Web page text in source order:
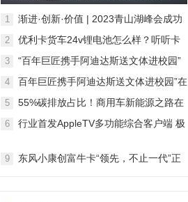
卡有哪些“领先价值”？
1
渐进·创新·价值 | 2023青山湖峰会成功
2
优利卡货车24v锂电池怎么样？听听卡
3
“百年巨匠携手阿迪达斯送文体进校园”
4
百年巨匠携手阿迪达斯送文体进校园”在
5
55%碳排放占比！商用车新能源之路在
6
行业首发AppleTV多功能综合客户端 极
9
东风小康创富牛卡“领先，不止一代”正